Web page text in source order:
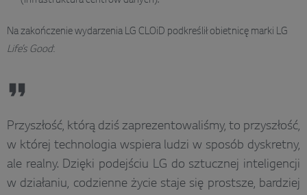
Na zakończenie wydarzenia LG CLOiD podkreślił obietnicę marki LG
Life’s Good:
Przyszłość, którą dziś zaprezentowaliśmy, to przyszłość,
w której technologia wspiera ludzi w sposób dyskretny,
ale realny. Dzięki podejściu LG do sztucznej inteligencji
w działaniu, codzienne życie staje się prostsze, bardziej